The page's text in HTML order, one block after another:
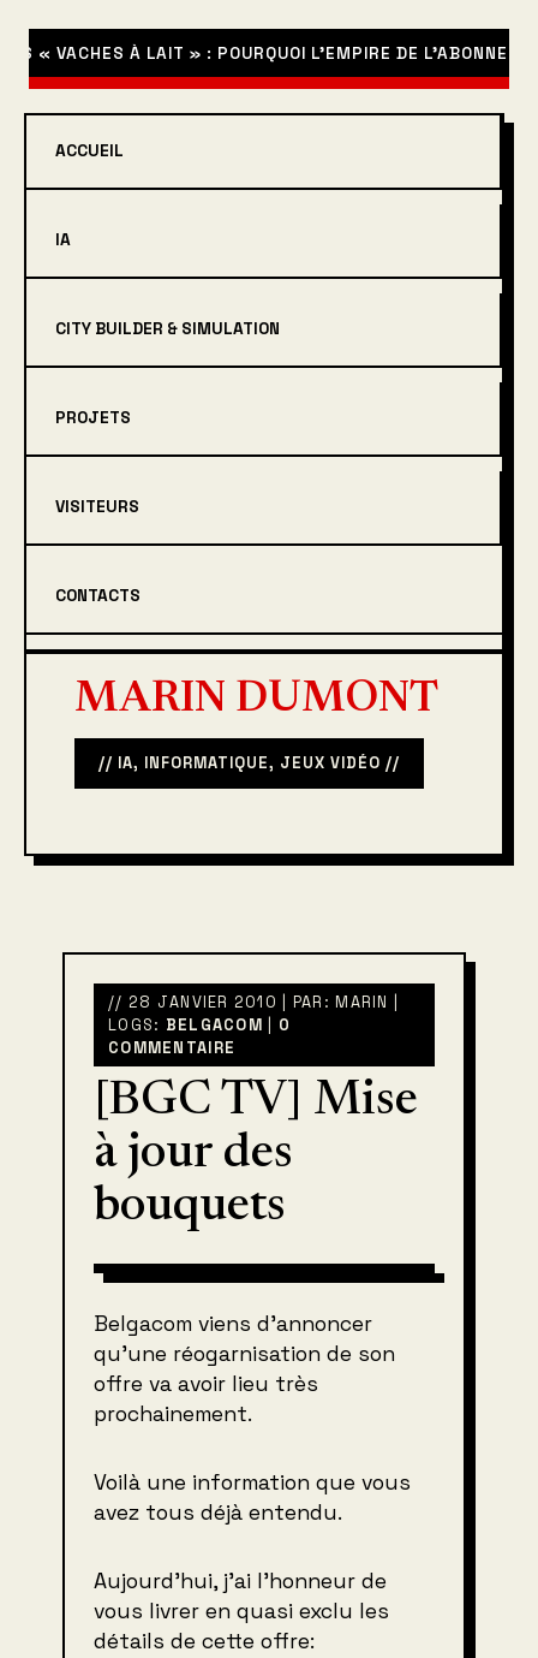
« VACHES À LAIT » : POURQUOI L’EMPIRE DE L’ABONNEMENT
ACCUEIL
IA
CITY BUILDER & SIMULATION
PROJETS
VISITEURS
CONTACTS
MARIN DUMONT
// IA, INFORMATIQUE, JEUX VIDÉO //
// 28 JANVIER 2010 | PAR: MARIN |
LOGS: BELGACOM
0
COMMENTAIRE
[BGC TV] Mise
à jour des
bouquets
Belgacom viens d’annoncer
qu’une réogarnisation de son
offre va avoir lieu très
prochainement.
Voilà une information que vous
avez tous déjà entendu.
Aujourd’hui, j’ai l’honneur de
vous livrer en quasi exclu les
détails de cette offre: